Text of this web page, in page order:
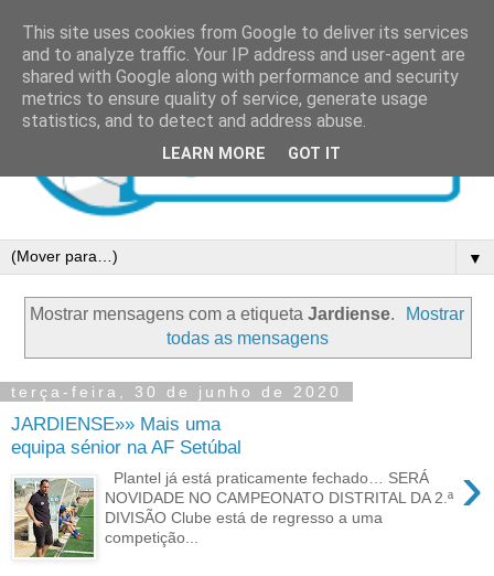
▼
Mostrar mensagens com a etiqueta Jardiense.
Mostrar
todas as mensagens
terça-feira, 30 de junho de 2020
JARDIENSE»» Mais uma
equipa sénior na AF Setúbal
›
Plantel já está praticamente fechado… SERÁ
NOVIDADE NO CAMPEONATO DISTRITAL DA 2.ª
DIVISÃO Clube está de regresso a uma
competição...
This site uses cookies from Google to deliver its services
and to analyze traffic. Your IP address and user-agent are
shared with Google along with performance and security
metrics to ensure quality of service, generate usage
statistics, and to detect and address abuse.
LEARN MORE GOT IT